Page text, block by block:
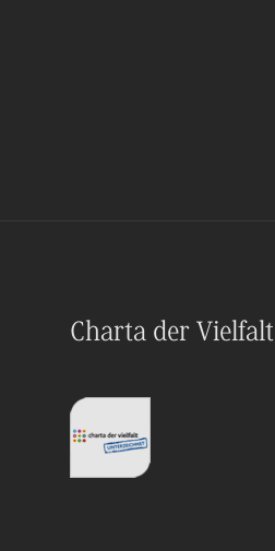
Charta der Vielfalt